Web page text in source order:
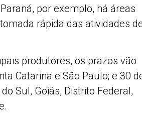
por exemplo, há áreas
rápida das atividades
produtores, os prazos vão
Catarina e São Paulo; e 30
Sul, Goiás, Distrito Federal,